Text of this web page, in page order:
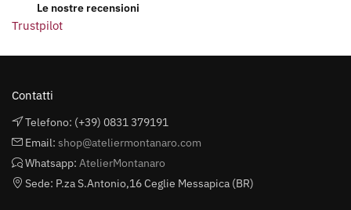
Le nostre recensioni
Trustpilot
Contatti
Telefono: (+39) 0831 379191
Email: shop@ateliermontanaro.com
Whatsapp: AtelierMontanaro
Sede: P.za S.Antonio,16 Ceglie Messapica (BR)